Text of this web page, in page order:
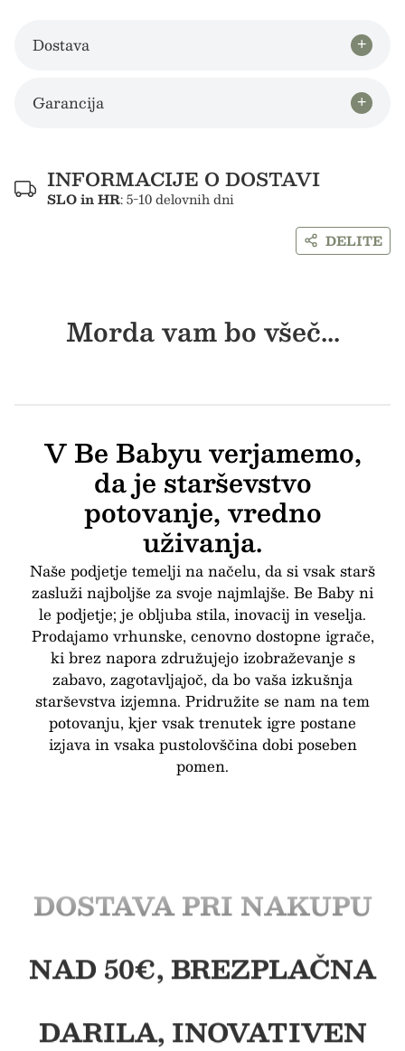
Dostava
Garancija
INFORMACIJE O DOSTAVI
SLO in HR: 5-10 delovnih dni
DELITE
Morda vam bo všeč...
DOSTAVA PRI NAKUPU
NAD 50€, BREZPLAČNA
DARILA, INOVATIVEN
V Be Babyu verjamemo,
da je starševstvo
potovanje, vredno
uživanja.
Naše podjetje temelji na načelu, da si vsak starš
zasluži najboljše za svoje najmlajše. Be Baby ni
le podjetje; je obljuba stila, inovacij in veselja.
Prodajamo vrhunske, cenovno dostopne igrače,
ki brez napora združujejo izobraževanje s
zabavo, zagotavljajoč, da bo vaša izkušnja
starševstva izjemna. Pridružite se nam na tem
potovanju, kjer vsak trenutek igre postane
izjava in vsaka pustolovščina dobi poseben
pomen.